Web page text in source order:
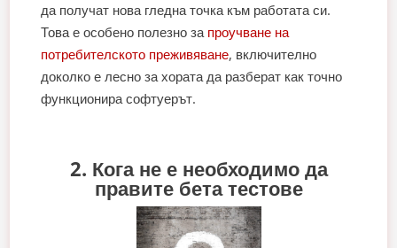
да получат нова гледна точка към работата си.
Това е особено полезно за проучване на
потребителското преживяване, включително
доколко е лесно за хората да разберат как точно
функционира софтуерът.
2. Кога не е необходимо да
правите бета тестове